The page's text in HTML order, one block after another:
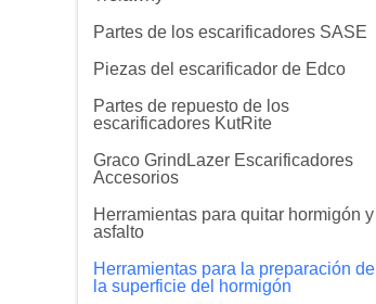
Partes de los escarificadores SASE
Piezas del escarificador de Edco
Partes de repuesto de los
escarificadores KutRite
Graco GrindLazer Escarificadores
Accesorios
Herramientas para quitar hormigón y
asfalto
Herramientas para la preparación de
la superficie del hormigón